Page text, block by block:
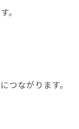
。
ながります。